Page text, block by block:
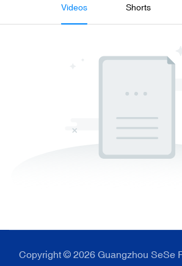
Videos Shorts
Copyright © 2026 Guangzhou SeSe